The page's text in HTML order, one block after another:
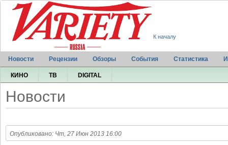
К началу
Новости Рецензии Обзоры События Статистика
КИНО ТВ DIGITAL
Новости
Опубликовано: Чт, 27 Июн 2013 16:00